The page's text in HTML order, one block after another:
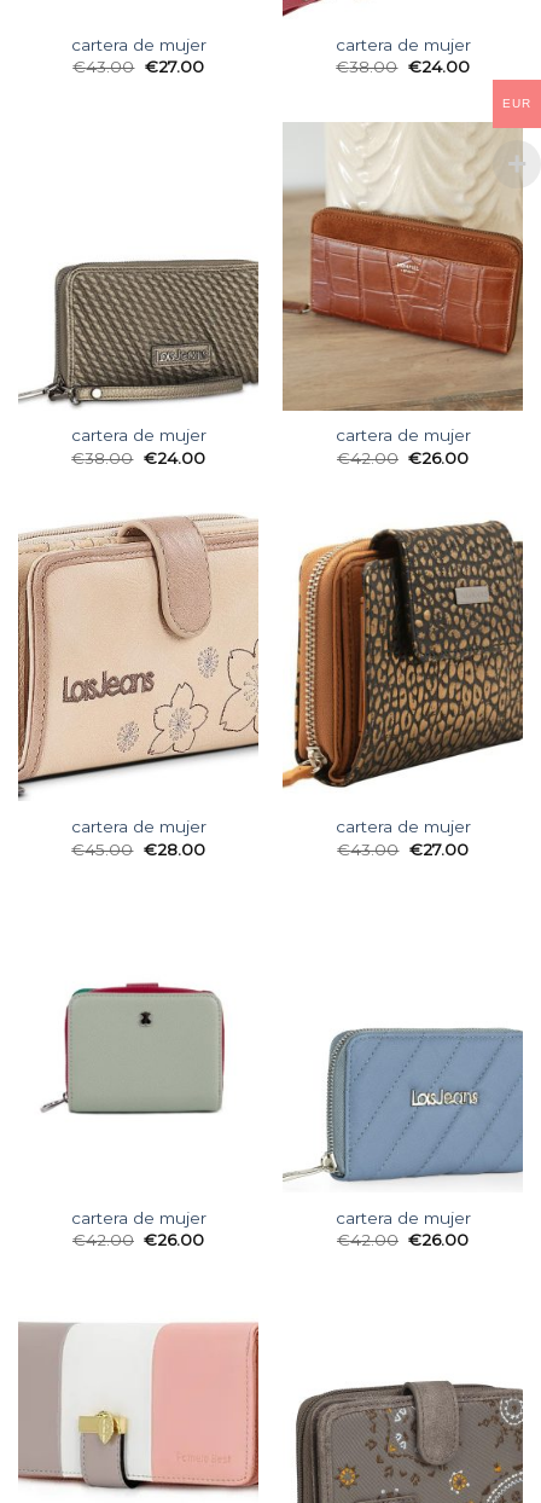
cartera de mujer
€43.00 €27.00
cartera de mujer
€38.00 €24.00
cartera de mujer
€38.00 €24.00
cartera de mujer
€42.00 €26.00
cartera de mujer
€45.00 €28.00
cartera de mujer
€43.00 €27.00
cartera de mujer
€42.00 €26.00
cartera de mujer
€42.00 €26.00
EUR